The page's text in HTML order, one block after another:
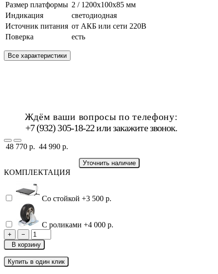
Размер платформы 2 / 1200х100х85 мм
Индикация
светодиодная
Источник питания от АКБ или сети 220В
Поверка
есть
Все характеристики
Ждём ваши вопросы по телефону:
+7 (932) 305-18-22 илизакажите звонок.
48 770 р. 44 990 р.
Уточнить наличие
КОМПЛЕКТАЦИЯ
Со стойкой +3 500 р.
С роликами +4 000 р.
+
−
В корзину
Купить в один клик